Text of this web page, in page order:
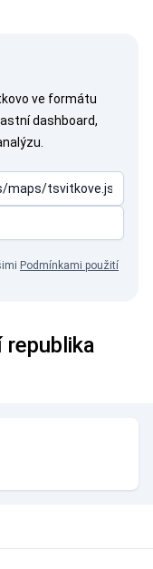
ve formátu
dashboard,
Podmínkami použití